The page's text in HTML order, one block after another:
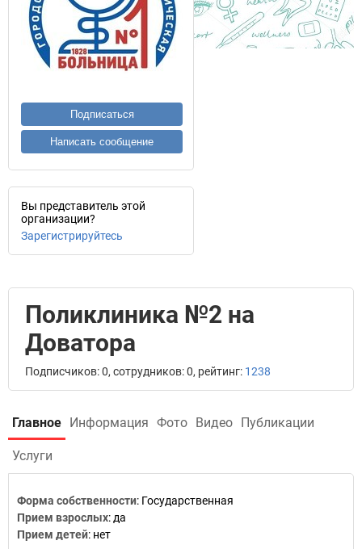
Подписаться
Написать сообщение
Вы представитель этой
организации?
Зарегистрируйтесь
Поликлиника №2 на
Доватора
Подписчиков: 0, сотрудников: 0, рейтинг: 1238
Главное Информация Фото Видео Публикации
Услуги
Форма собственности: Государственная
Прием взрослых: да
Прием детей: нет